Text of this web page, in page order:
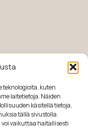
teknologioita, kuten
laitetietoja. Näiden
käsitellä tietoja,
tällä sivustolla.
vaikuttaa haitallisesti